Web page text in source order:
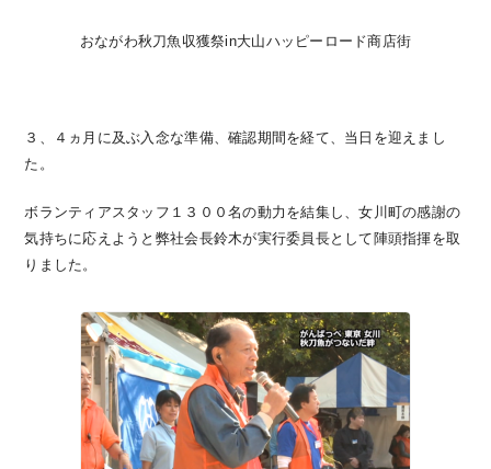
おながわ秋刀魚収獲祭in大山ハッピーロード商店街
３、４ヵ月に及ぶ入念な準備、確認期間を経て、当日を迎えまし
た。
ボランティアスタッフ１３００名の動力を結集し、女川町の感謝の
気持ちに応えようと弊社会長鈴木が実行委員長として陣頭指揮を取
りました。